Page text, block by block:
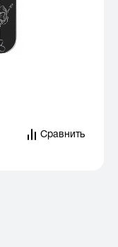
Сравнить